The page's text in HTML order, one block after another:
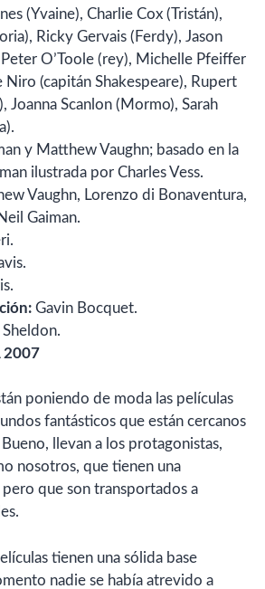
(Yvaine), Charlie Cox (Tristán),
Ricky Gervais (Ferdy), Jason
O’Toole (rey), Michelle Pfeiffer
Niro (capitán Shakespeare), Rupert
Joanna Scanlon (Mormo), Sarah
y Matthew Vaughn; basado en la
ilustrada por Charles Vess.
Vaughn, Lorenzo di Bonaventura,
Gaiman.
Gavin Bocquet.
2007
poniendo de moda las películas
fantásticos que están cercanos
llevan a los protagonistas,
nosotros, que tienen una
que son transportados a
tienen una sólida base
nadie se había atrevido a